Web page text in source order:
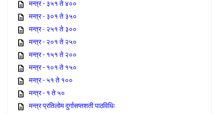
मन्त्र - ३५१ ते ४००
मन्त्र - ३०१ ते ३५०
मन्त्र - २५१ ते ३००
मन्त्र - २०१ ते २५०
मन्त्र - १५१ ते २००
मन्त्र - १०१ ते १५०
मन्त्र - ५१ ते १००
मन्त्र - १ ते ५०
मन्त्र प्रतिलोम दुर्गासप्तशती पाठविधिः